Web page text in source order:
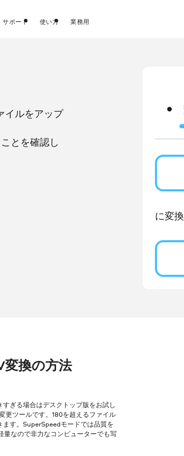
サポート 使い方 業務用
イルをアップ
とを確認し
に変換
換の方法
ぎる場合はデスクトップ版をお試し
更ツールです。180を超えるファイル
す。SuperSpeedモードでは品質を
なので非力なコンピューターでも写